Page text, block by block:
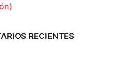
RECIENTES